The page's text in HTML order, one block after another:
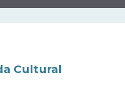
Cultural